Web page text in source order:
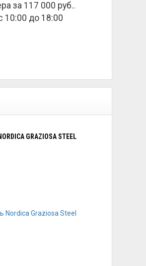
за 117 000 руб..
10:00 до 18:00
GRAZIOSA STEEL